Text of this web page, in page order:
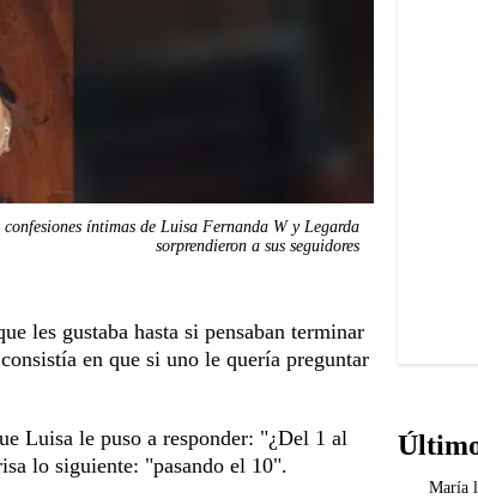
confesiones íntimas de Luisa Fernanda W y Legarda
sorprendieron a sus seguidores
les gustaba hasta si pensaban terminar
en que si uno le quería preguntar
Luisa le puso a responder: "¿Del 1 al
lo siguiente: "pasando el 10".
María